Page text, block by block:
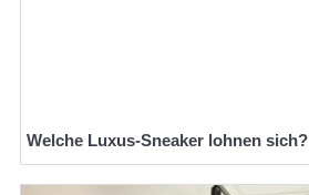
Welche Luxus-Sneaker lohnen sich?